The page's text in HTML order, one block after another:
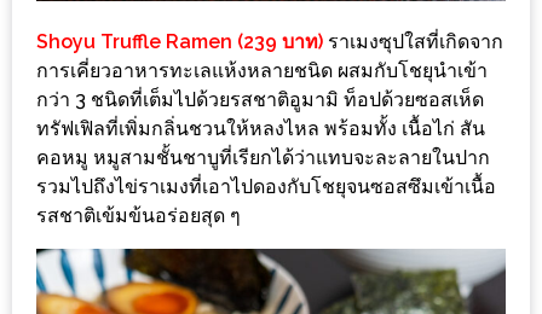
MY
ACCOUNT
NEW
FACEBOOK
TIMELINE
POLICY
OKTOBERFEST
Shoyu Truffle Ramen (239 บาท) ราเมงซุปใสที่เกิดจาก
การเคี่ยวอาหารทะเลแห้งหลายชนิด ผสมกับโชยุนำเข้า
กว่า 3 ชนิดที่เต็มไปด้วยรสชาติอูมามิ ท็อปด้วยซอสเห็ด
ทรัฟเฟิลที่เพิ่มกลิ่นชวนให้หลงไหล พร้อมทั้ง เนื้อไก่ สัน
คอหมู หมูสามชั้นชาบูที่เรียกได้ว่าแทบจะละลายในปาก
รวมไปถึงไข่ราเมงที่เอาไปดองกับโชยุจนซอสซึมเข้าเนื้อ
รสชาติเข้มข้นอร่อยสุด ๆ